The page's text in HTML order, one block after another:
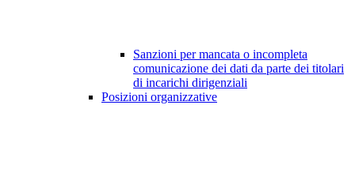
Sanzioni per mancata o incompleta
comunicazione dei dati da parte dei titolari
di incarichi dirigenziali
Posizioni organizzative